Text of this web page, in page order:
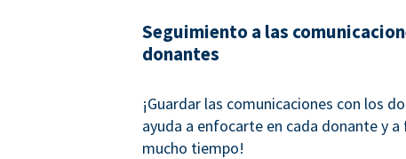
Seguimiento a las
donantes
¡Guardar las comunicaciones con los
ayuda a enfocarte en cada donante y
mucho tiempo!